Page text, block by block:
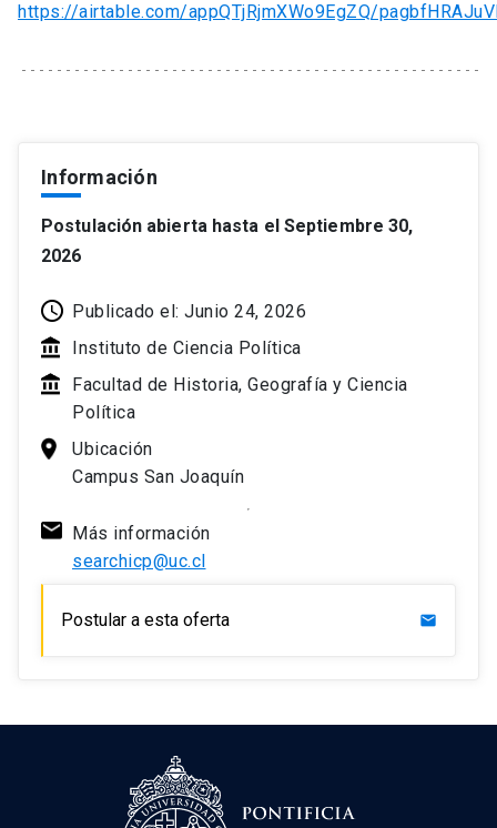
https://airtable.com/appQTjRjmXWo9EgZQ/
Información
Postulación abierta hasta el Septiembre 30,
2026
Publicado el: Junio 24, 2026
Instituto de Ciencia Política
Facultad de Historia, Geografía y Ciencia
Política
Ubicación
Campus San Joaquín
Más información
searchicp@uc.cl
Postular a esta oferta mail